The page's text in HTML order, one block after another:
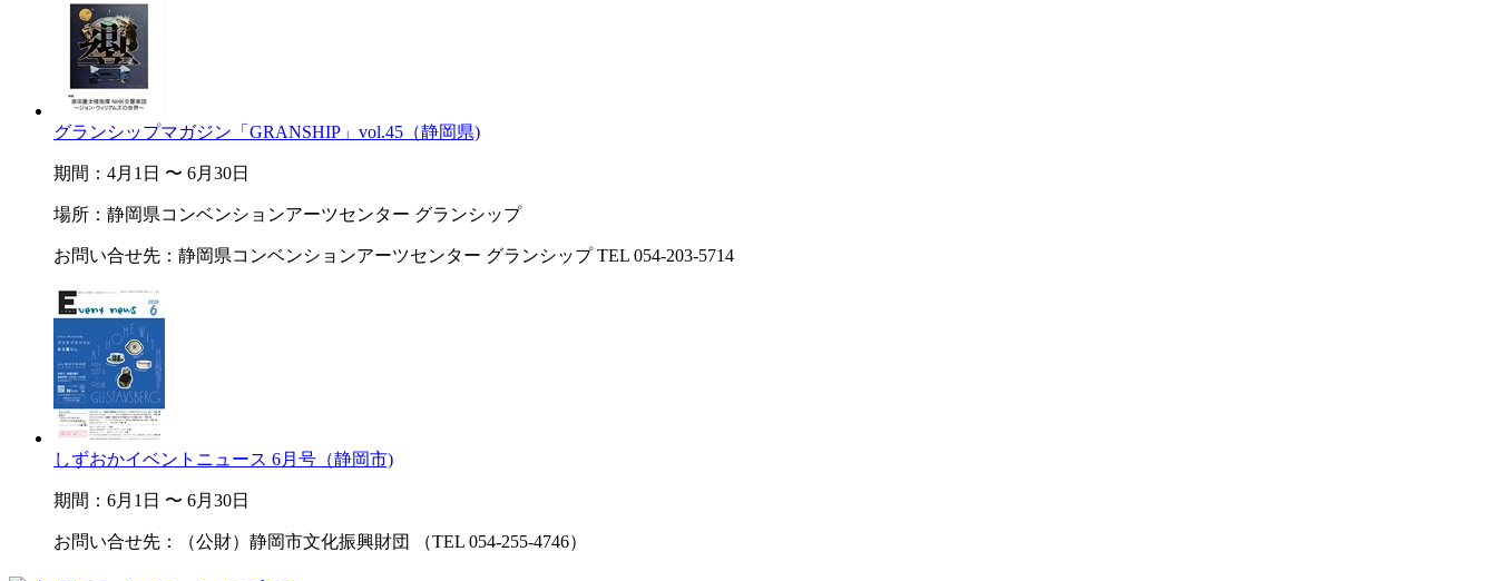
グランシップマガジン「GRANSHIP」vol.45（静岡県)
期間：4月1日 〜 6月30日
場所：静岡県コンベンションアーツセンター グランシップ
お問い合せ先：静岡県コンベンションアーツセンター グランシップ TEL 054-203-5714
しずおかイベントニュース 6月号（静岡市)
期間：6月1日 〜 6月30日
お問い合せ先：（公財）静岡市文化振興財団 （TEL 054-255-4746）